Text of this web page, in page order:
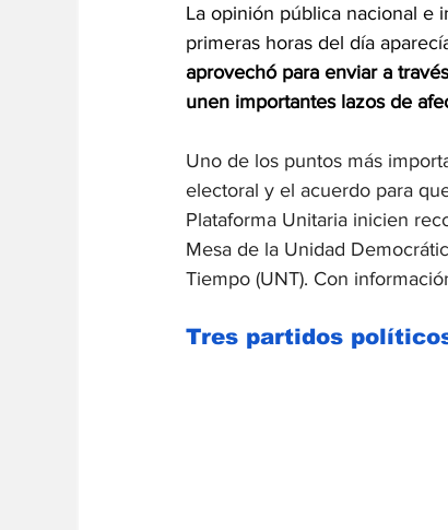
La opinión pública nacional e
primeras horas del día
aprovechó para enviar a
unen importantes lazos de
Uno de los puntos más
electoral y el acuerdo para
Plataforma Unitaria inicien
Mesa de la Unidad
Tiempo (UNT). Con
Tres partidos